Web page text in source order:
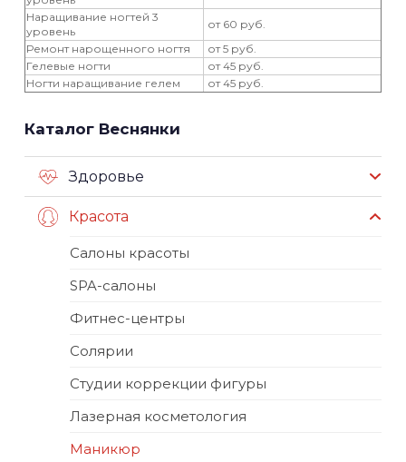
Наращивание ногтей 3
уровень
от 60 руб.
Ремонт нарощенного ногтя
от 5 руб.
Гелевые ногти
от 45 руб.
Ногти наращивание гелем
от 45 руб.
Каталог Веснянки
Здоровье
Красота
Салоны красоты
SPA-салоны
Фитнес-центры
Солярии
Студии коррекции фигуры
Лазерная косметология
Маникюр